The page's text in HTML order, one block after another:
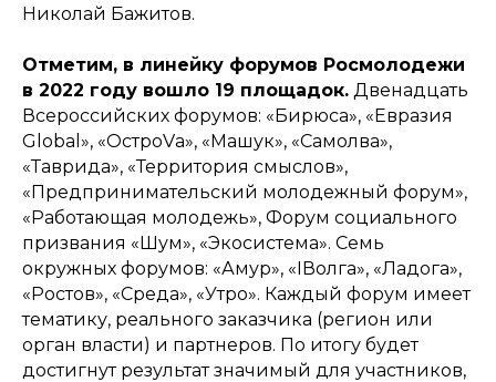
Николай Бажитов.
Отметим, в линейку форумов Росмолодежи
в 2022 году вошло 19 площадок. Двенадцать
Всероссийских форумов: «Бирюса», «Евразия
Global», «ОстроVа», «Машук», «Самолва»,
«Таврида», «Территория смыслов»,
«Предпринимательский молодежный форум»,
«Работающая молодежь», Форум социального
призвания «Шум», «Экосистема». Семь
окружных форумов: «Амур», «IВолга», «Ладога»,
«Ростов», «Среда», «Утро». Каждый форум имеет
тематику, реального заказчика (регион или
орган власти) и партнеров. По итогу будет
достигнут результат значимый для участников,